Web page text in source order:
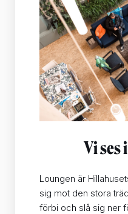
Vi ses
Loungen är
sig mot den stora
förbi och slå sig ner